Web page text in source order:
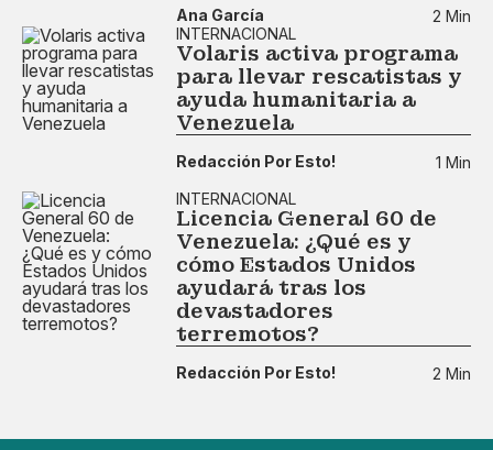
Ana García
2 Min
INTERNACIONAL
Volaris activa programa
para llevar rescatistas y
ayuda humanitaria a
Venezuela
Redacción Por Esto!
1 Min
INTERNACIONAL
Licencia General 60 de
Venezuela: ¿Qué es y
cómo Estados Unidos
ayudará tras los
devastadores
terremotos?
Redacción Por Esto! 2 Min